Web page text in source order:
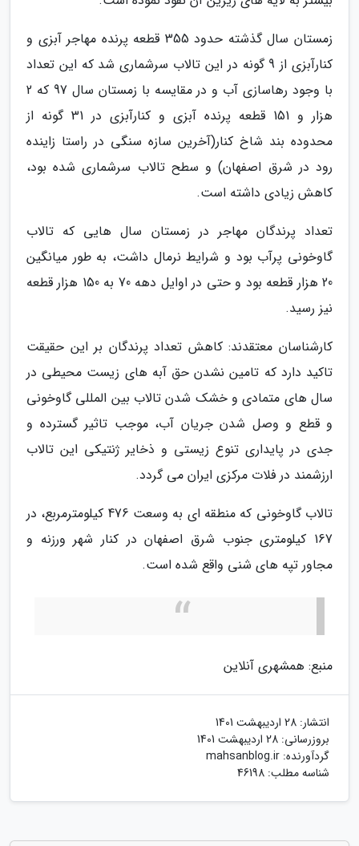
زمستان سال گذشته حدود 355 قطعه پرنده مهاجر آبزی و
کنارآبزی از 9 گونه در این تالاب سرشماری شد که این تعداد
با وجود رهاسازی آب و در مقایسه با زمستان سال 97 که 2
هزار و 151 قطعه پرنده آبزی و کنارآبزی در 31 گونه از
محدوده بند شاخ کنار(آخرین سازه سنگی در راستا زاینده
رود در شرق اصفهان) و سطح تالاب سرشماری شده بود،
کاهش زیادی داشته است.
تعداد پرندگان مهاجر در زمستان سال هایی که تالاب
گاوخونی پرآب بود و شرایط نرمال داشت، به طور میانگین
20 هزار قطعه بود و حتی در اوایل دهه 70 به 150 هزار قطعه
نیز رسید.
کارشناسان معتقدند: کاهش تعداد پرندگان بر این حقیقت
تاکید دارد که تامین نشدن حق آبه های زیست محیطی در
سال های متمادی و خشک شدن تالاب بین المللی گاوخونی
و قطع و وصل شدن جریان آب، موجب تاثیر گسترده و
جدی در پایداری تنوع زیستی و ذخایر ژنتیکی این تالاب
ارزشمند در فلات مرکزی ایران می گردد.
تالاب گاوخونی که منطقه ای به وسعت 476 کیلومترمربع، در
167 کیلومتری جنوب شرق اصفهان در کنار شهر ورزنه و
مجاور تپه های شنی واقع شده است.
منبع: همشهری آنلاین
انتشار: 28 اردیبهشت 1401
بروزرسانی: 28 اردیبهشت 1401
گردآورنده: mahsanblog.ir
شناسه مطلب: 46198